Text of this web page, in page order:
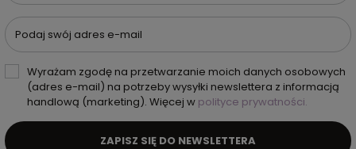
Podaj swój adres e-mail
Wyrażam zgodę na przetwarzanie moich danych osobowych
(adres e-mail) na potrzeby wysyłki newslettera z informacją
handlową (marketing). Więcej w polityce prywatności.
ZAPISZ SIĘ DO NEWSLETTERA